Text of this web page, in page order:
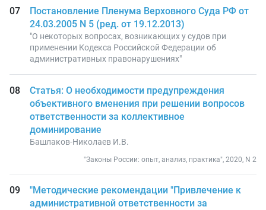
Постановление Пленума Верховного Суда РФ от
24.03.2005 N 5 (ред. от 19.12.2013)
"О некоторых вопросах, возникающих у судов при
применении Кодекса Российской Федерации об
административных правонарушениях"
Статья: О необходимости предупреждения
объективного вменения при решении вопросов
ответственности за коллективное
доминирование
Башлаков-Николаев И.В.
"Законы России: опыт, анализ, практика", 2020, N 2
"Методические рекомендации "Привлечение к
административной ответственности за